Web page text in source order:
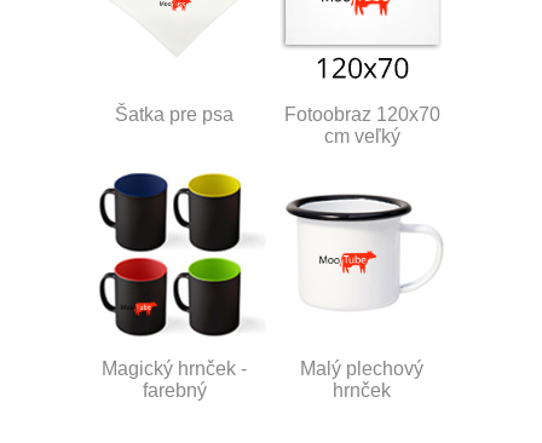
Šatka pre psa
Fotoobraz 120x70
cm veľký
Magický hrnček -
farebný
Malý plechový
hrnček